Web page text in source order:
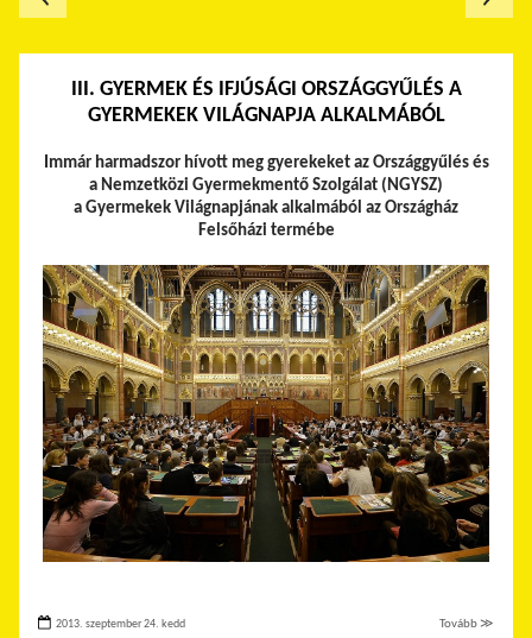
III. GYERMEK ÉS IFJÚSÁGI ORSZÁGGYŰLÉS A
GYERMEKEK VILÁGNAPJA ALKALMÁBÓL
Immár harmadszor hívott meg gyerekeket az Országgyűlés és
a Nemzetközi Gyermekmentő Szolgálat (NGYSZ)
a Gyermekek Világnapjának alkalmából az Országház
Felsőházi termébe
2013. szeptember 24. kedd Tovább ≫